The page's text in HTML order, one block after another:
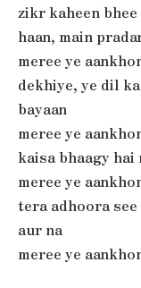
zikr kaheen
haan, main
meree ye
dekhiye, ye dil
bayaan
meree ye
kaisa bhaagy hai
meree ye
tera adhoora see
aur na
meree ye